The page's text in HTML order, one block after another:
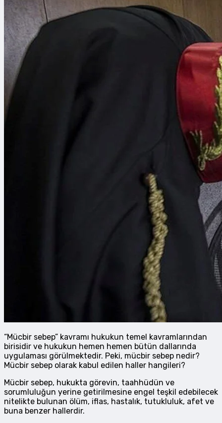
“Mücbir sebep” kavramı hukukun temel kavramlarından
birisidir ve hukukun hemen hemen bütün dallarında
uygulaması görülmektedir. Peki, mücbir sebep nedir?
Mücbir sebep olarak kabul edilen haller hangileri?
Mücbir sebep, hukukta görevin, taahhüdün ve
sorumluluğun yerine getirilmesine engel teşkil edebilecek
nitelikte bulunan ölüm, iflas, hastalık, tutukluluk, afet ve
buna benzer hallerdir.